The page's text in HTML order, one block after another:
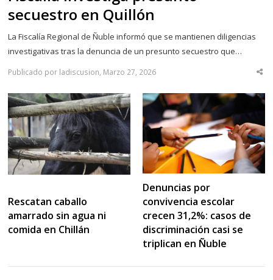
secuestro en Quillón
La Fiscalía Regional de Ñuble informó que se mantienen diligencias
investigativas tras la denuncia de un presunto secuestro que…
Publicado por ladiscusion, Marzo 27, 2026
Rescatan caballo
amarrado sin agua ni
comida en Chillán
Denuncias por
convivencia escolar
crecen 31,2%: casos de
discriminación casi se
triplican en Ñuble